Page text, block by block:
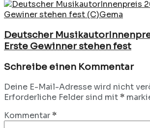
Deutscher
Erste Gewinner stehen fest
Schreibe einen Kommentar
Deine E-Mail-Adresse wird nicht
Erforderliche Felder sind mit*
Kommentar*